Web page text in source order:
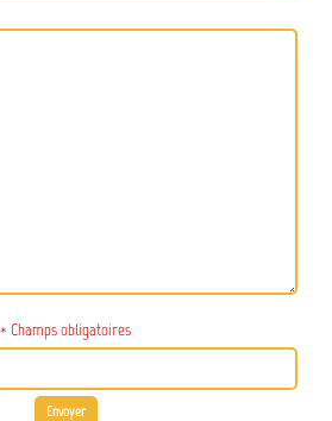
* Champs obligatoires
Envoyer